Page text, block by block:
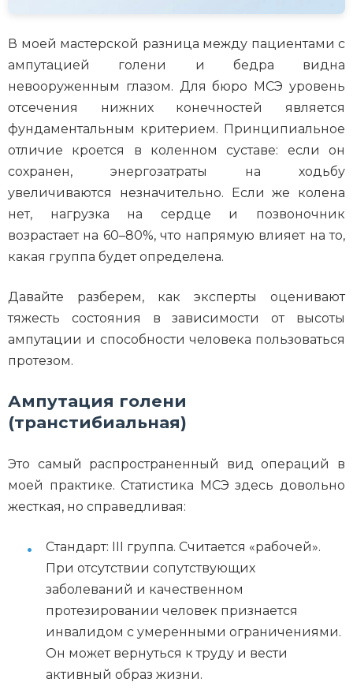
В моей мастерской разница между пациентами с
ампутацией голени и бедра видна
невооруженным глазом. Для бюро МСЭ уровень
отсечения нижних конечностей является
фундаментальным критерием. Принципиальное
отличие кроется в коленном суставе: если он
сохранен, энергозатраты на ходьбу
увеличиваются незначительно. Если же колена
нет, нагрузка на сердце и позвоночник
возрастает на 60–80%, что напрямую влияет на то,
какая группа будет определена.
Давайте разберем, как эксперты оценивают
тяжесть состояния в зависимости от высоты
ампутации и способности человека пользоваться
протезом.
Ампутация голени
(транстибиальная)
Это самый распространенный вид операций в
моей практике. Статистика МСЭ здесь довольно
жесткая, но справедливая:
Стандарт: III группа. Считается «рабочей».
При отсутствии сопутствующих
заболеваний и качественном
протезировании человек признается
инвалидом с умеренными ограничениями.
Он может вернуться к труду и вести
активный образ жизни.